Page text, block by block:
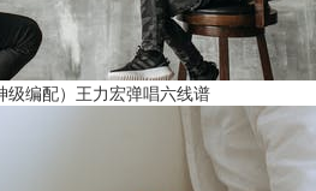
级编配）王力宏弹唱六线谱